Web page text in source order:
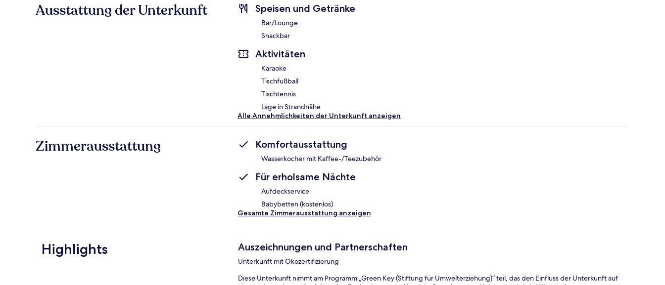
Ausstattung der Unterkunft Speisen und Getränke
Bar/Lounge
Snackbar
Aktivitäten
Karaoke
Tischfußball
Tischtennis
Lage in Strandnähe
Alle Annehmlichkeiten der Unterkunft anzeigen
Zimmerausstattung Komfortausstattung
Wasserkocher mit Kaffee-/Teezubehör
Für erholsame Nächte
Aufdeckservice
Babybetten (kostenlos)
Gesamte Zimmerausstattung anzeigen
Highlights Auszeichnungen und Partnerschaften
Unterkunft mit Ökozertifizierung
Diese Unterkunft nimmt am Programm „Green Key (Stiftung für Umwelterziehung)“ teil, das den Einfluss der Unterkunft auf